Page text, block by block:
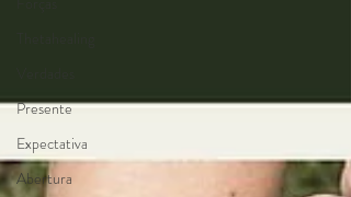
Presente
Expectativa
Abertura